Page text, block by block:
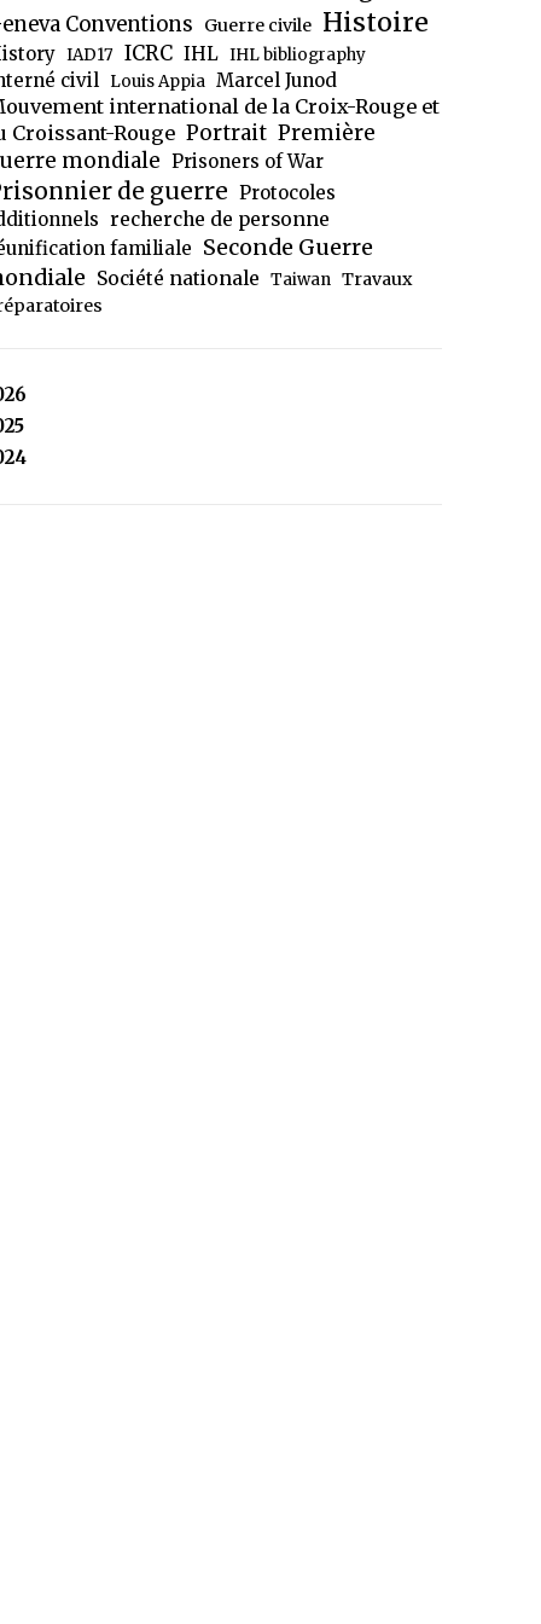
Conventions Guerre civile Histoire
IAD17 ICRC IHL IHL bibliography
civil Louis Appia Marcel Junod
international de la Croix-Rouge et
Croissant-Rouge Portrait Première
mondiale Prisoners of War
de guerre Protocoles
recherche de personne
familiale Seconde Guerre
Société nationale Taiwan Travaux